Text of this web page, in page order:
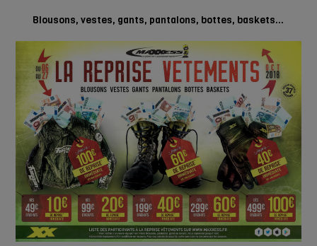
Blousons, vestes, gants, pantalons, bottes, baskets…